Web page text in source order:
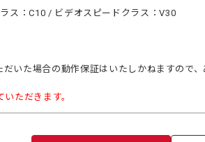
ス：C10 / ビデオスピードクラス：V30
いた場合の動作保証はいたしかねますので
ただきます。